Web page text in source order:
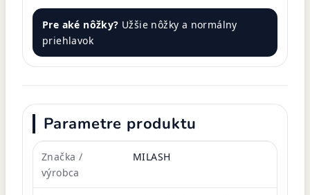
Pre aké nôžky? Užšie nôžky a normálny
priehlavok
Parametre produktu
Značka /
výrobca
MILASH